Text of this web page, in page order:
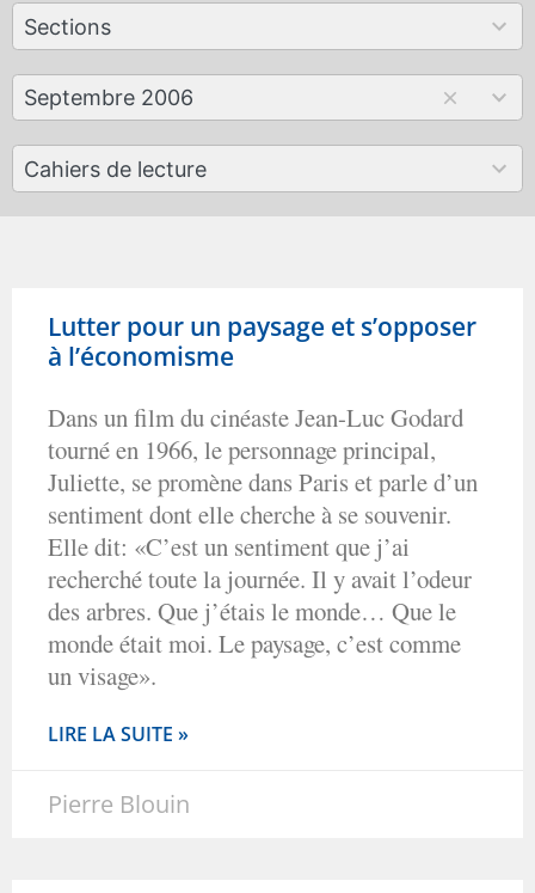
Sections
12
results
Septembre 2006
179
results
Cahiers de lecture
50
results
Lutter pour un paysage et s’opposer
à l’économisme
Dans un film du cinéaste Jean-Luc Godard
tourné en 1966, le personnage principal,
Juliette, se promène dans Paris et parle d’un
sentiment dont elle cherche à se souvenir.
Elle dit: «C’est un sentiment que j’ai
recherché toute la journée. Il y avait l’odeur
des arbres. Que j’étais le monde… Que le
monde était moi. Le paysage, c’est comme
un visage».
LIRE LA SUITE »
Pierre Blouin